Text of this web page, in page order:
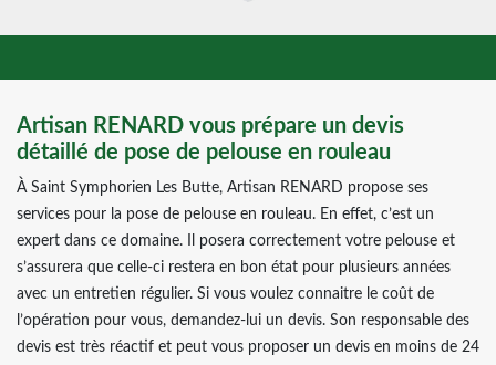
Artisan RENARD vous prépare un devis
détaillé de pose de pelouse en rouleau
À Saint Symphorien Les Butte, Artisan RENARD propose ses
services pour la pose de pelouse en rouleau. En effet, c’est un
expert dans ce domaine. Il posera correctement votre pelouse et
s’assurera que celle-ci restera en bon état pour plusieurs années
avec un entretien régulier. Si vous voulez connaitre le coût de
l’opération pour vous, demandez-lui un devis. Son responsable des
devis est très réactif et peut vous proposer un devis en moins de 24